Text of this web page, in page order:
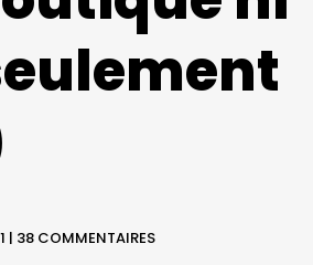
| 38 COMMENTAIRES